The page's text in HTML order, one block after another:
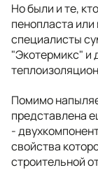
Но были и те,
пенопласта
специалисты
"Экотермикс" и
Помимо
представлена
-
свойства
строительной